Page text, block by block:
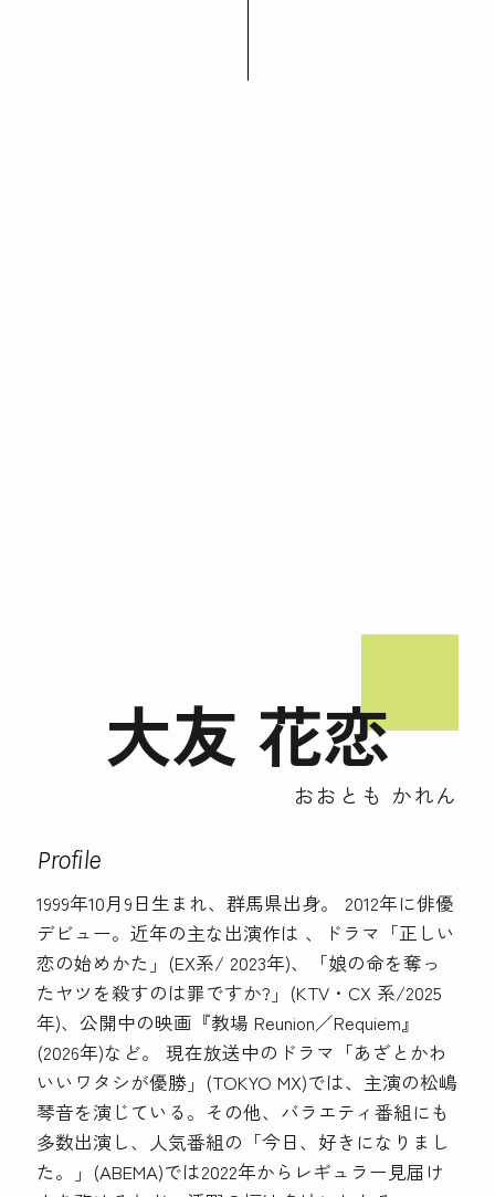
大友 花恋
おおとも かれん
Profile
1999年10月9日生まれ、群馬県出身。 2012年に俳優
デビュー。近年の主な出演作は 、ドラマ「正しい
恋の始めかた」(EX系/ 2023年)、「娘の命を奪っ
たヤツを殺すのは罪ですか?」(KTV・CX 系/2025
年)、公開中の映画『教場 Reunion／Requiem』
(2026年)など。 現在放送中のドラマ「あざとかわ
いいワタシが優勝」(TOKYO MX)では、主演の松嶋
琴音を演じている。その他、バラエティ番組にも
多数出演し、人気番組の「今日、好きになりまし
た。」(ABEMA)では2022年からレギュラー見届け